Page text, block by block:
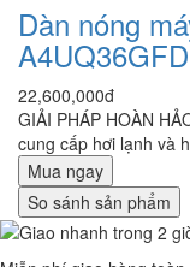
Dàn nóng
22,600,000đ
GIẢI PHÁP HOÀN
cung cấp hơi lạnh và
Mua ngay
So sánh sản phẩm